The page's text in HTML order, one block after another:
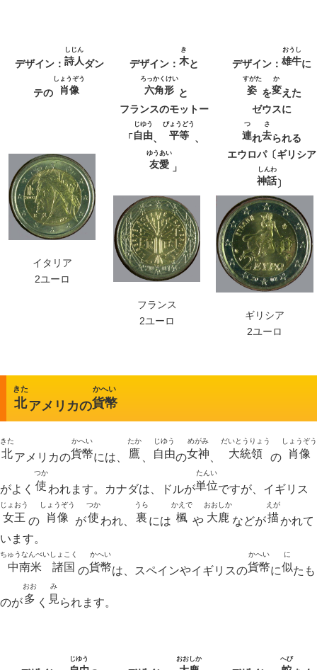
デザイン： 詩人
しじん
ダン
テの 肖像
しょうぞう
イタリア
2ユーロ
デザイン： 木
き
と
六角形
ろっかくけい
と
フランスのモットー
「自由
じゆう
、 平等
びょうどう
、
友愛
ゆうあい
」
フランス
2ユーロ
デザイン：雄牛
おうし
に
姿
すがた
を変
か
えた
ゼウスに
連
つ
れ去
さ
られる
エウロパ〔ギリシア
神話
しんわ
〕
ギリシア
2ユーロ
北
きた
アメリカの貨幣
かへい
北
きた
アメリカの貨幣
かへい
には、 鷹
たか
自由
じゆう
の女神
めがみ
大統領
だいとうりょう
の 肖像
しょうぞう
がよく 使
つか
われます。カナダは、ドルが単位
たんい
ですが、イギリス
女王
じょおう
の 肖像
しょうぞう
が使
つか
われ、 裏
うら
には 楓
かえで
や 大鹿
おおしか
などが描
えが
かれて
います。
中南米
ちゅうなんべい
諸国
しょこく
の貨幣
かへい
は、スペインやイギリスの貨幣
かへい
に似
に
たも
のが多
おお
く 見
み
られます。
じゆう おおしか へび